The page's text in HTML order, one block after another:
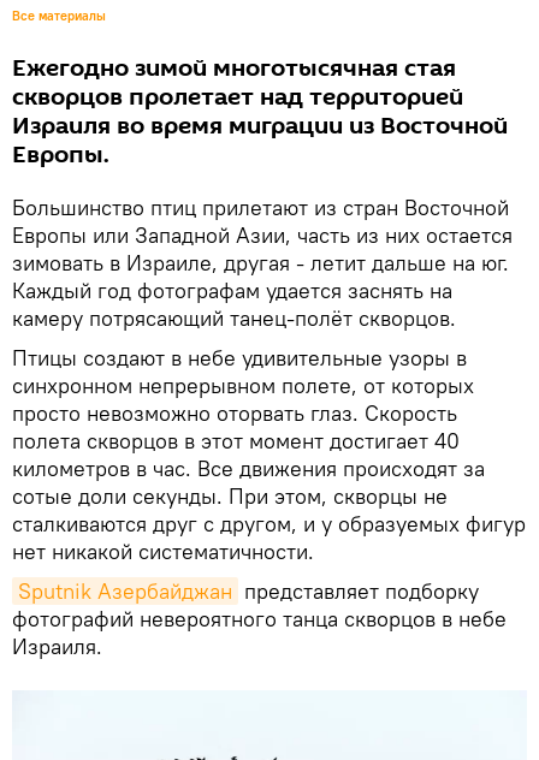
Все материалы
Ежегодно зимой многотысячная стая
скворцов пролетает над территорией
Израиля во время миграции из Восточной
Европы.
Большинство птиц прилетают из стран Восточной
Европы или Западной Азии, часть из них остается
зимовать в Израиле, другая - летит дальше на юг.
Каждый год фотографам удается заснять на
камеру потрясающий танец-полёт скворцов.
Птицы создают в небе удивительные узоры в
синхронном непрерывном полете, от которых
просто невозможно оторвать глаз. Скорость
полета скворцов в этот момент достигает 40
километров в час. Все движения происходят за
сотые доли секунды. При этом, скворцы не
сталкиваются друг с другом, и у образуемых фигур
нет никакой систематичности.
Sputnik Азербайджан представляет подборку
фотографий невероятного танца скворцов в небе
Израиля.